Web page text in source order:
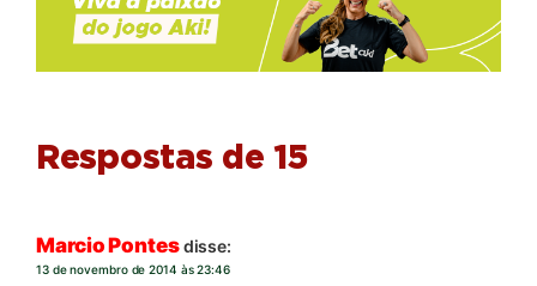
Respostas de 15
Marcio Pontesdisse:
13 de novembro de 2014 às 23:46